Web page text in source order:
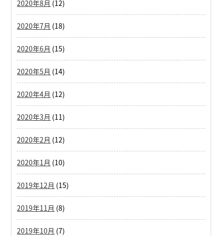
2020年8月 (12)
2020年7月 (18)
2020年6月 (15)
2020年5月 (14)
2020年4月 (12)
2020年3月 (11)
2020年2月 (12)
2020年1月 (10)
2019年12月 (15)
2019年11月 (8)
2019年10月 (7)